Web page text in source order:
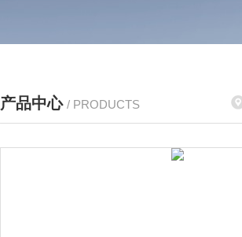
产品中心 / PRODUCTS